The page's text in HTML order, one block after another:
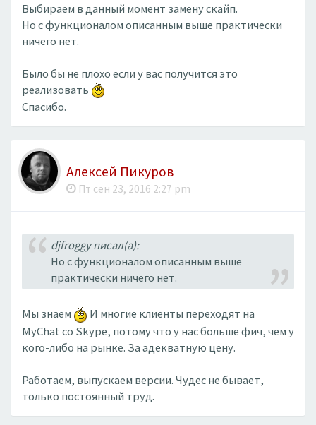
Выбираем в данный момент замену скайп.
Но с функционалом описанным выше практически
ничего нет.
Было бы не плохо если у вас получится это
реализовать
Спасибо.
Алексей Пикуров
Пт сен 23, 2016 2:27 pm
djfroggy писал(а):
Но с функционалом описанным выше
практически ничего нет.
Мы знаем
И многие клиенты переходят на
MyChat со Skype, потому что у нас больше фич, чем у
кого-либо на рынке. За адекватную цену.
Работаем, выпускаем версии. Чудес не бывает,
только постоянный труд.